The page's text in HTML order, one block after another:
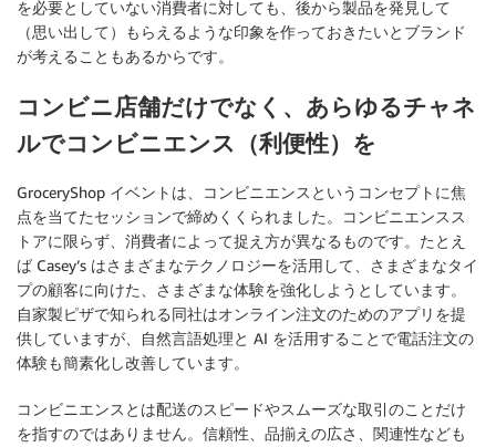
を必要としていない消費者に対しても、後から製品を発見して
（思い出して）もらえるような印象を作っておきたいとブランド
が考えることもあるからです。
コンビニ店舗だけでなく、あらゆるチャネ
ルでコンビニエンス（利便性）を
GroceryShop イベントは、コンビニエンスというコンセプトに焦
点を当てたセッションで締めくくられました。コンビニエンスス
トアに限らず、消費者によって捉え方が異なるものです。たとえ
ば Casey’s はさまざまなテクノロジーを活用して、さまざまなタイ
プの顧客に向けた、さまざまな体験を強化しようとしています。
自家製ピザで知られる同社はオンライン注文のためのアプリを提
供していますが、自然言語処理と AI を活用することで電話注文の
体験も簡素化し改善しています。
コンビニエンスとは配送のスピードやスムーズな取引のことだけ
を指すのではありません。信頼性、品揃えの広さ、関連性なども